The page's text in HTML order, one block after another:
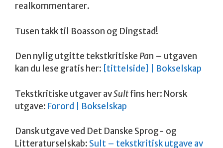
realkommentarer.
Tusen takk til Boasson og Dingstad!
Den nylig utgitte tekstkritiske Pan – utgaven
kan du lese gratis her: [tittelside] | Bokselskap
Tekstkritiske utgaver avSultfins her: Norsk
utgave: Forord | Bokselskap
Dansk utgave ved Det Danske Sprog- og
Litteraturselskab: Sult – tekstkritisk utgave av